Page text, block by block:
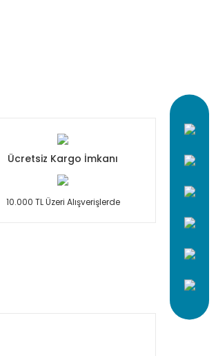
Ücretsiz Kargo İmkanı
10.000 TL Üzeri Alışverişlerde